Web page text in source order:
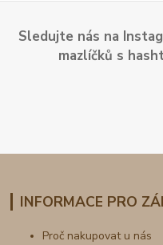
Sledujte nás na
mazlíčků s
INFORMACE PRO
Proč nakupovat u nás